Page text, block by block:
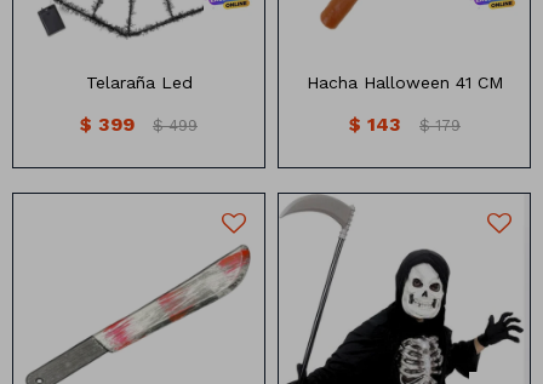
Telaraña Led
$ 399 $ 499
Hacha Halloween 41 CM
$ 143 $ 179
Cuchilla de 40 CM
manchada de sangre
Guadaña Halloween